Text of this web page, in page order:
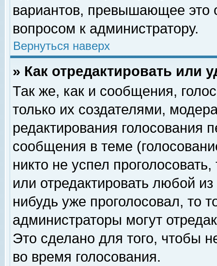
вариантов, превышающее это
вопросом к администратору.
Вернуться наверх
» Как отредактировать или
Так же, как и сообщения,
только их создателями,
редактирования голосования
сообщения в теме
никто не успел
или отредактировать любой
нибудь уже проголосовал, то
администраторы могут
Это сделано для того, чтобы
во время голосования.